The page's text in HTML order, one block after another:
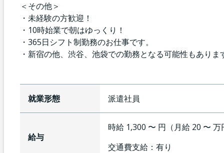
＜その他＞
・未経験の方歓迎！
・10時始業で朝はゆっくり！
・365日シフト制勤務のお仕事です。
・新宿の他、渋谷、池袋での勤務となる可能性もありま
就業形態 派遣社員
給与
時給 1,300 〜 円（月給 20 〜 万
交通費支給： 有り